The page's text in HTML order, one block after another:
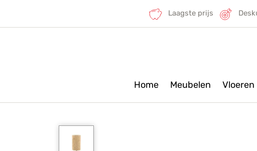
Laagste prijs
Home Meubelen Vloeren